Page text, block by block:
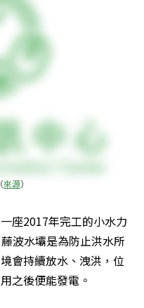
來源）
座2017年完工的小水力
波水壩是為防止洪水所
會持續放水、洩洪，位
之後便能發電。